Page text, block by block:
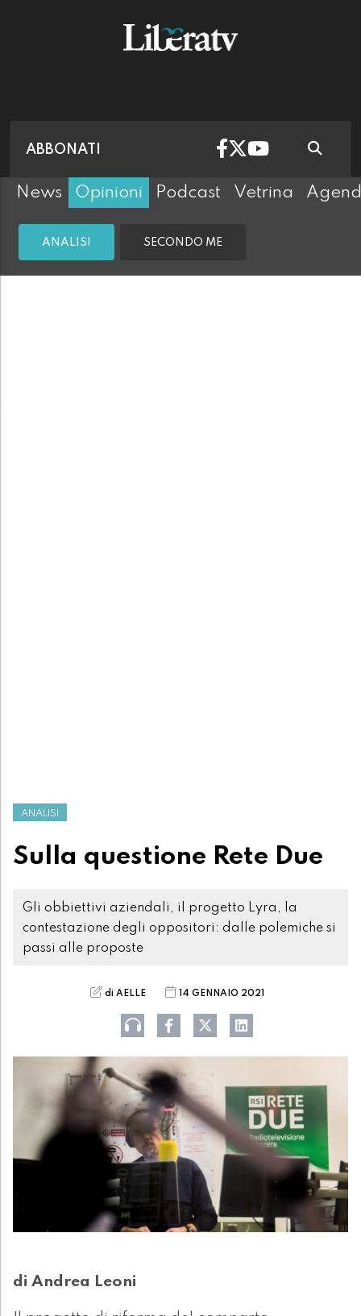
ABBONATI
News Opinioni Podcast Vetrina
ANALISI SECONDO ME
ANALISI
Sulla questione Rete Due
Gli obbiettivi aziendali, il progetto Lyra, la
contestazione degli oppositori: dalle polemiche si
passi alle proposte
di AELLE 14 GENNAIO 2021
di Andrea Leoni